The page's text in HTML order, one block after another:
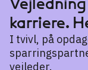
karriere.
I tvivl, på
vejleder.